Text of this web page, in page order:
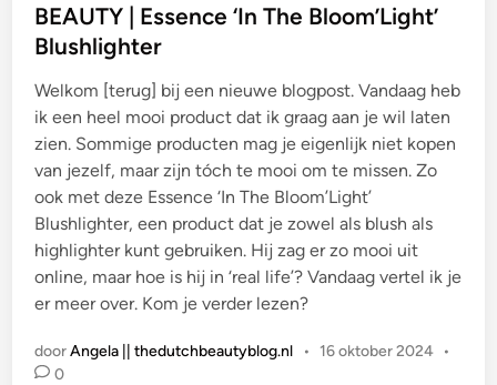
t
s
i
n
BEAUTY | Essence ‘In The Bloom’Light’
Blushlighter
Welkom [terug] bij een nieuwe blogpost. Vandaag heb
ik een heel mooi product dat ik graag aan je wil laten
zien. Sommige producten mag je eigenlijk niet kopen
van jezelf, maar zijn tóch te mooi om te missen. Zo
ook met deze Essence ‘In The Bloom’Light’
Blushlighter, een product dat je zowel als blush als
highlighter kunt gebruiken. Hij zag er zo mooi uit
online, maar hoe is hij in ‘real life’? Vandaag vertel ik je
er meer over. Kom je verder lezen?
doorAngela || thedutchbeautyblog.nl • 16 oktober 2024 •
0